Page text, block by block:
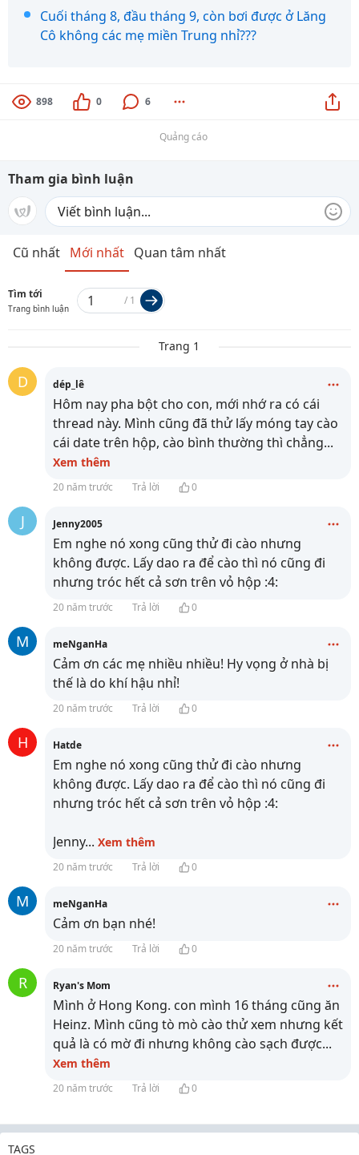
Cuối tháng 8, đầu tháng 9, còn bơi được ở Lăng
Cô không các mẹ miền Trung nhỉ???
898 0 6
Quảng cáo
Tham gia bình luận
Cũ nhất Mới nhất Quan tâm nhất
Tìm tới
Trang bình luận
/ 1
Trang 1
D dép_lê
Hôm nay pha bột cho con, mới nhớ ra có cái
thread này. Mình cũng đã thử lấy móng tay cào
cái date trên hộp, cào bình thường thì chẳng...
Xem thêm
20 năm trước Trả lời 0
J Jenny2005
Em nghe nó xong cũng thử đi cào nhưng
không được. Lấy dao ra để cào thì nó cũng đi
nhưng tróc hết cả sơn trên vỏ hộp :4:
20 năm trước Trả lời 0
M meNganHa
Cảm ơn các mẹ nhiều nhiều! Hy vọng ở nhà bị
thế là do khí hậu nhỉ!
20 năm trước Trả lời 0
H Hatde
Em nghe nó xong cũng thử đi cào nhưng
không được. Lấy dao ra để cào thì nó cũng đi
nhưng tróc hết cả sơn trên vỏ hộp :4:
Jenny... Xem thêm
20 năm trước Trả lời 0
M meNganHa
Cảm ơn bạn nhé!
20 năm trước Trả lời 0
R Ryan's Mom
Mình ở Hong Kong. con mình 16 tháng cũng ăn
Heinz. Mình cũng tò mò cào thử xem nhưng kết
quả là có mờ đi nhưng không cào sạch được...
Xem thêm
20 năm trước Trả lời 0
TAGS